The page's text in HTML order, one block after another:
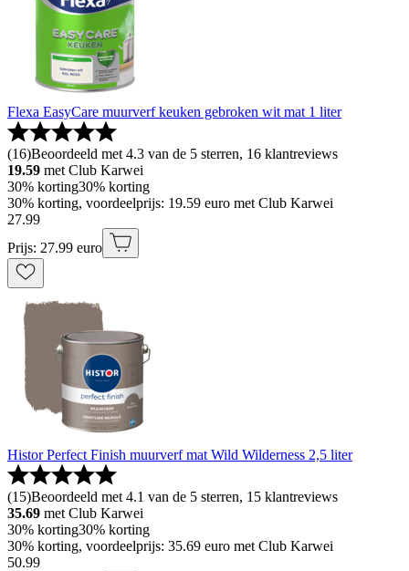
Flexa EasyCare muurverf keuken gebroken wit mat 1 liter
(16)Beoordeeld met 4.3 van de 5 sterren, 16 klantreviews
19.59 met Club Karwei
30% korting30% korting
30% korting, voordeelprijs: 19.59 euro met Club Karwei
27.99
Prijs: 27.99 euro
Histor Perfect Finish muurverf mat Wild Wilderness 2,5 liter
(15)Beoordeeld met 4.1 van de 5 sterren, 15 klantreviews
35.69 met Club Karwei
30% korting30% korting
30% korting, voordeelprijs: 35.69 euro met Club Karwei
50.99